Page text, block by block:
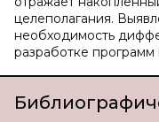
целеполагания.
необходимость
разработке